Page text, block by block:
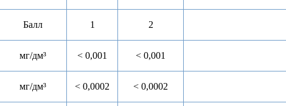
Балл 1 2
мг/дм³ < 0,001 < 0,001
мг/дм³ < 0,0002 < 0,0002